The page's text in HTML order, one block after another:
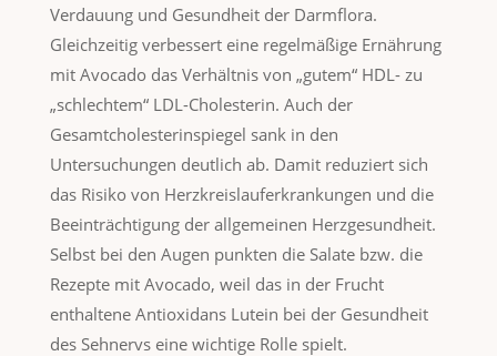
Verdauung und Gesundheit der Darmflora.
Gleichzeitig verbessert eine regelmäßige Ernährung
mit Avocado das Verhältnis von „gutem“ HDL- zu
„schlechtem“ LDL-Cholesterin. Auch der
Gesamtcholesterinspiegel sank in den
Untersuchungen deutlich ab. Damit reduziert sich
das Risiko von Herzkreislauferkrankungen und die
Beeinträchtigung der allgemeinen Herzgesundheit.
Selbst bei den Augen punkten die Salate bzw. die
Rezepte mit Avocado, weil das in der Frucht
enthaltene Antioxidans Lutein bei der Gesundheit
des Sehnervs eine wichtige Rolle spielt.